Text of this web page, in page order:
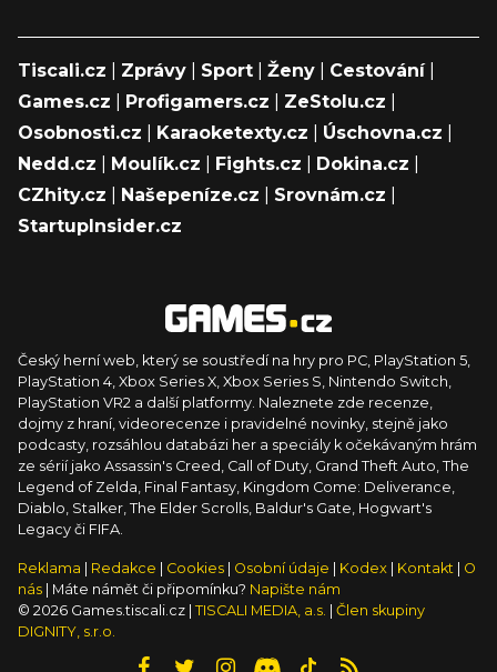
Tiscali.cz Zprávy Sport Ženy Cestování|
Games.cz
Profigamers.cz ZeStolu.cz
Osobnosti.cz
Karaoketexty.cz Úschovna.cz
Nedd.cz
Moulík.cz Fights.cz Dokina.cz
CZhity.cz
Našepeníze.cz Srovnám.cz
StartupInsider.cz
Český herní web, který se soustředí na hry pro PC, PlayStation 5,
PlayStation 4, Xbox Series X, Xbox Series S, Nintendo Switch,
PlayStation VR2 a další platformy. Naleznete zde recenze,
dojmy z hraní, videorecenze i pravidelné novinky, stejně jako
podcasty, rozsáhlou databázi her a speciály k očekávaným hrám
ze sérií jako Assassin's Creed, Call of Duty, Grand Theft Auto, The
Legend of Zelda, Final Fantasy, Kingdom Come: Deliverance,
Diablo, Stalker, The Elder Scrolls, Baldur's Gate, Hogwart's
Legacy či FIFA.
Reklama Redakce Cookies Osobní údaje Kodex Kontakt
O
nás
| Máte námět či připomínku? Napište nám
© 2026 Games.tiscali.cz | TISCALI MEDIA, a.s.
Člen skupiny
DIGNITY, s.r.o.